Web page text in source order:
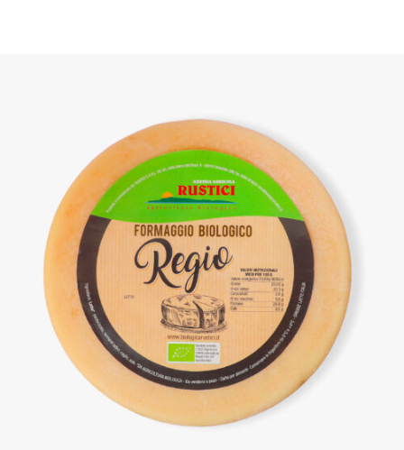
DETTAGLI